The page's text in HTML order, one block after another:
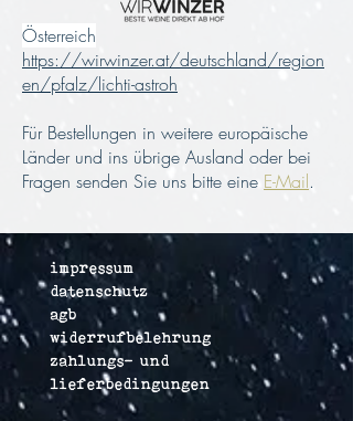
Österreich
https://wirwinzer.at/deutschland/region
en/pfalz/lichti-astroh
Für Bestellungen in weitere europäische
Länder und ins übrige Ausland oder bei
Fragen senden Sie uns bitte eine E-Mail.
impressum
datenschutz
agb
widerrufbelehrung
zahlungs- und
lieferbedingungen